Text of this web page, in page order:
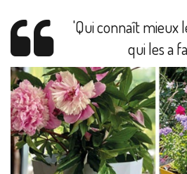
'Qui connaît mieux
qui les a